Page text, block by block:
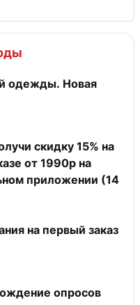
одежды. Новая
скидку 15% на
от 1990р на
приложении (14
на первый заказ
опросов